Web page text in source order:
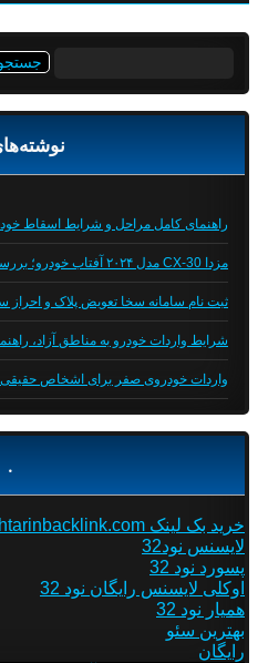
راهنمای کامل مراحل و شرایط اسقاط خودرو فرسوده
مزدا CX-30 مدل ۲۰۲۴ آفتاب خودرو؛ بررسی و مشخصات فنی
ثبت نام سامانه سخا تعویض پلاک و احراز
شرایط واردات خودرو به مناطق آزاد،
واردات خودروی صفر برای اشخاص
.
خرید بک لینک behtarinbacklink.com
لایسنس نود32
پسورد نود 32
اوکلی لایسنس رایگان نود 32
همیار نود 32
بهترین سئو
رایگان